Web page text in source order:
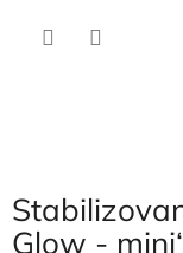
Glow -